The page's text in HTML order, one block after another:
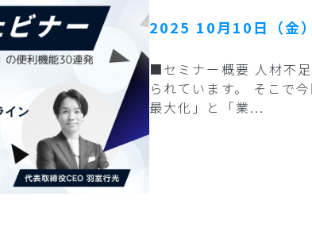
2025 10月10日（金
■セミナー概要 人材不
られています。 そこで
最大化」と「業...